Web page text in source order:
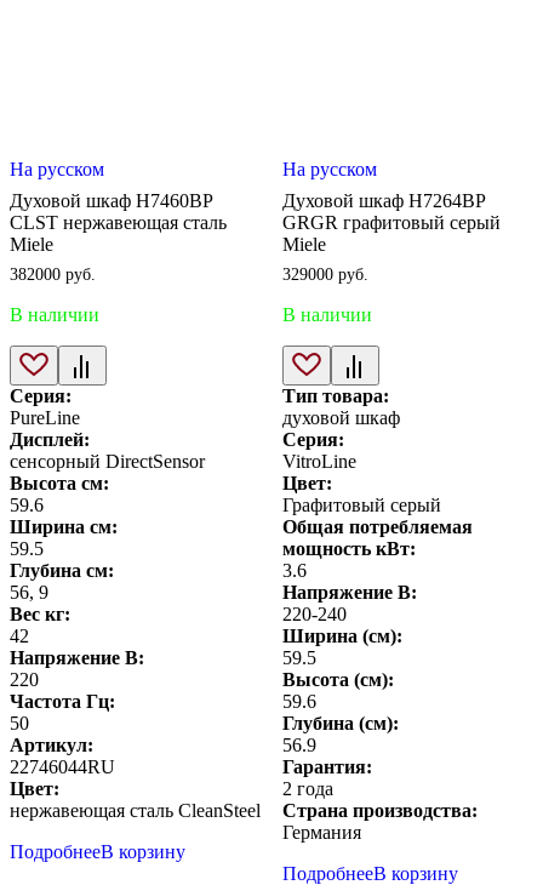
На русском
Духовой шкаф H7460BP
CLST нержавеющая сталь
Miele
382000 руб.
В наличии
Серия:
PureLine
Дисплей:
сенсорный DirectSensor
Высота см:
59.6
Ширина см:
59.5
Глубина см:
56, 9
Вес кг:
42
Напряжение В:
220
Частота Гц:
50
Артикул:
22746044RU
Цвет:
нержавеющая сталь CleanSteel
ПодробнееВ корзину
На русском
Духовой шкаф H7264BP
GRGR графитовый серый
Miele
329000 руб.
В наличии
Тип товара:
духовой шкаф
Серия:
VitroLine
Цвет:
Графитовый серый
Общая потребляемая
мощность кВт:
3.6
Напряжение В:
220-240
Ширина (см):
59.5
Высота (см):
59.6
Глубина (см):
56.9
Гарантия:
2 года
Страна производства:
Германия
ПодробнееВ корзину